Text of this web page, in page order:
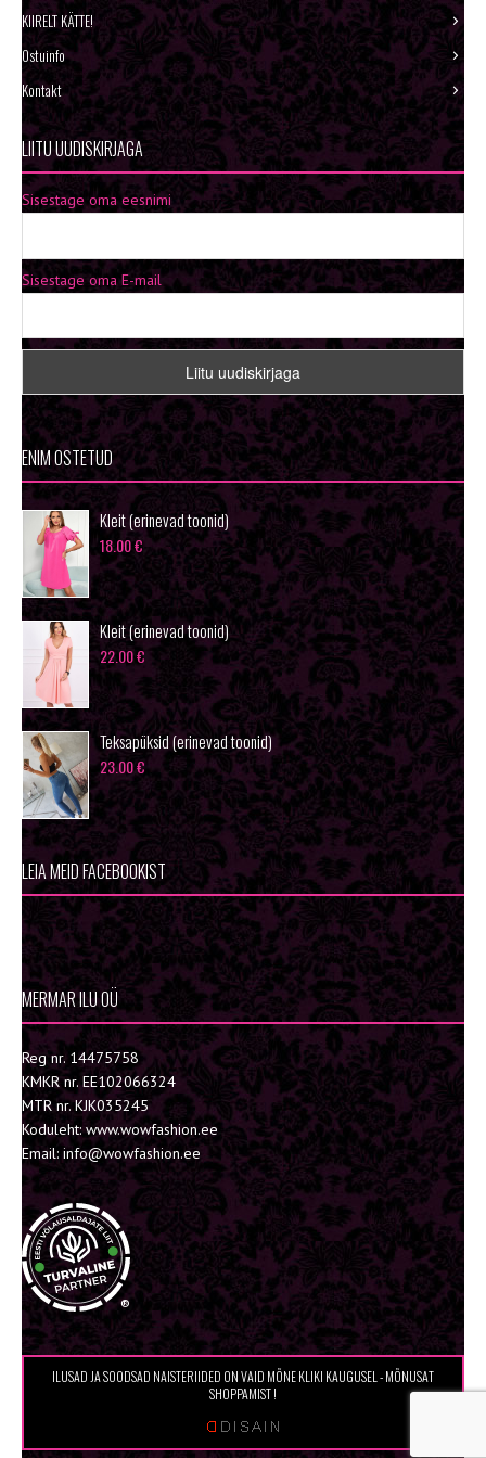
KIIRELT KÄTTE!
Ostuinfo
Kontakt
LIITU UUDISKIRJAGA
Sisestage oma eesnimi
Sisestage oma E-mail
ENIM OSTETUD
Kleit (erinevad toonid)
18.00€
Kleit (erinevad toonid)
22.00€
Teksapüksid (erinevad toonid)
23.00€
LEIA MEID FACEBOOKIST
Wowfashion
MERMAR ILU OÜ
Reg nr. 14475758
KMKR nr. EE102066324
MTR nr. KJK035245
Koduleht: www.wowfashion.ee
Email: info@wowfashion.ee
®
ILUSAD JA SOODSAD NAISTERIIDED ON VAID MÕNE KLIKI KAUGUSEL - MÕNUSAT
SHOPPAMIST !